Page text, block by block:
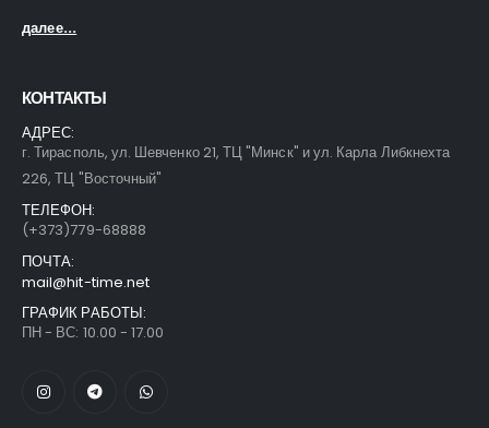
далее...
КОНТАКТЫ
АДРЕС:
г. Тирасполь, ул. Шевченко 21, ТЦ "Минск" и ул. Карла Либкнехта
226, ТЦ "Восточный"
ТЕЛЕФОН:
(+373)779-68888
ПОЧТА:
mail@hit-time.net
ГРАФИК РАБОТЫ:
ПН - ВС: 10.00 - 17.00